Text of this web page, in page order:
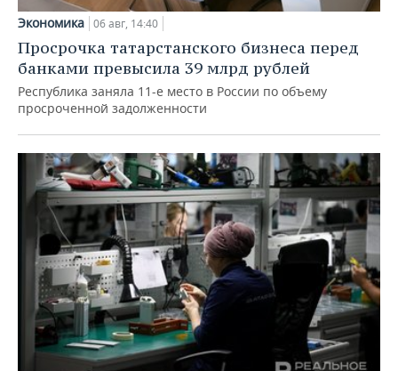
Экономика 06 авг, 14:40
Просрочка татарстанского бизнеса перед
банками превысила 39 млрд рублей
Республика заняла 11-е место в России по объему
просроченной задолженности